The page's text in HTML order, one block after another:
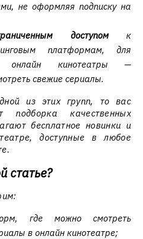
не оформляя подписку на
доступомк
платформам, для
онлайн кинотеатры —
свежие сериалы.
из этих групп, то вас
подборка качественных
бесплатное новинки и
доступные в любое
статье?
где можно смотреть
в онлайн кинотеатре;